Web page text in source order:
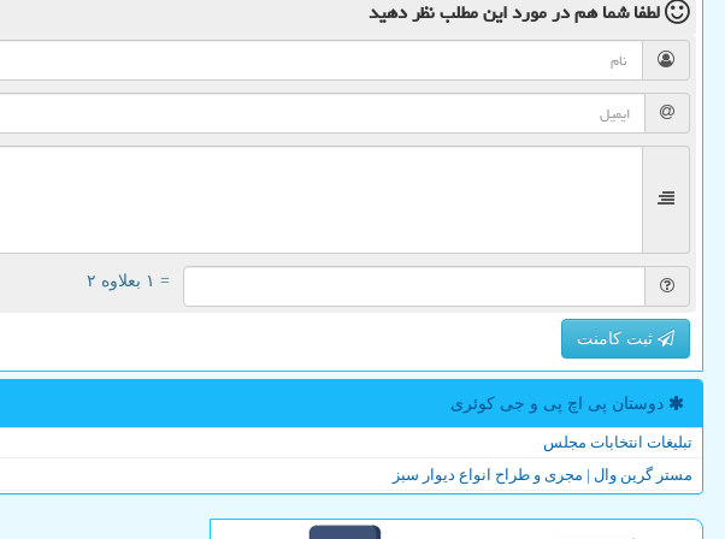
لطفا شما همدر مورد این مطلبنظر دهید
= ۱ بعلاوه ۲
ثبت کامنت
دوستان پی اچ پی و جی كوئری
تبلیغات انتخابات مجلس
مستر گرین وال | مجری و طراح انواع دیوار سبز